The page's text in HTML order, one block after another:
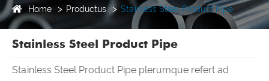
Home Productus Stainless Steel Product Pipe
Stainless Steel Product Pipe
Stainless Steel Product Pipe plerumque refert ad